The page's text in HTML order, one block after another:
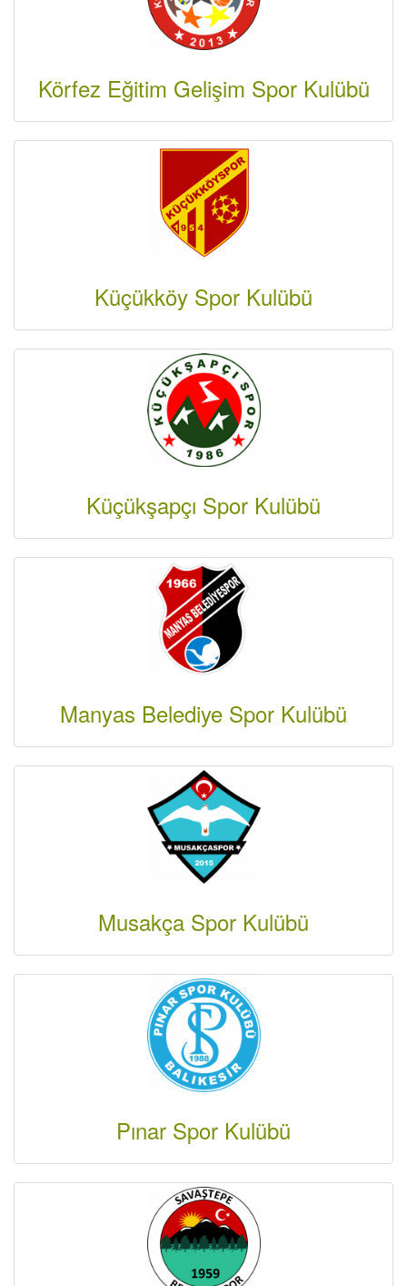
Körfez Eğitim Gelişim Spor Kulübü
Küçükköy Spor Kulübü
Küçükşapçı Spor Kulübü
Manyas Belediye Spor Kulübü
Musakça Spor Kulübü
Pınar Spor Kulübü